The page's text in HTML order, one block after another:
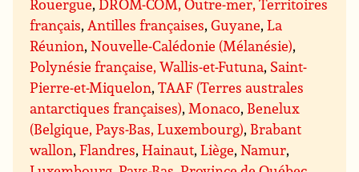
français, Antilles françaises,Guyane,La
Réunion,Nouvelle-Calédonie (Mélanésie),
Polynésie française, Wallis-et-Futuna, Saint-
Pierre-et-Miquelon,TAAF (Terres australes
antarctiques françaises), Monaco, Benelux
(Belgique, Pays-Bas, Luxembourg), Brabant
wallon,Flandres,Hainaut,Liège,Namur,